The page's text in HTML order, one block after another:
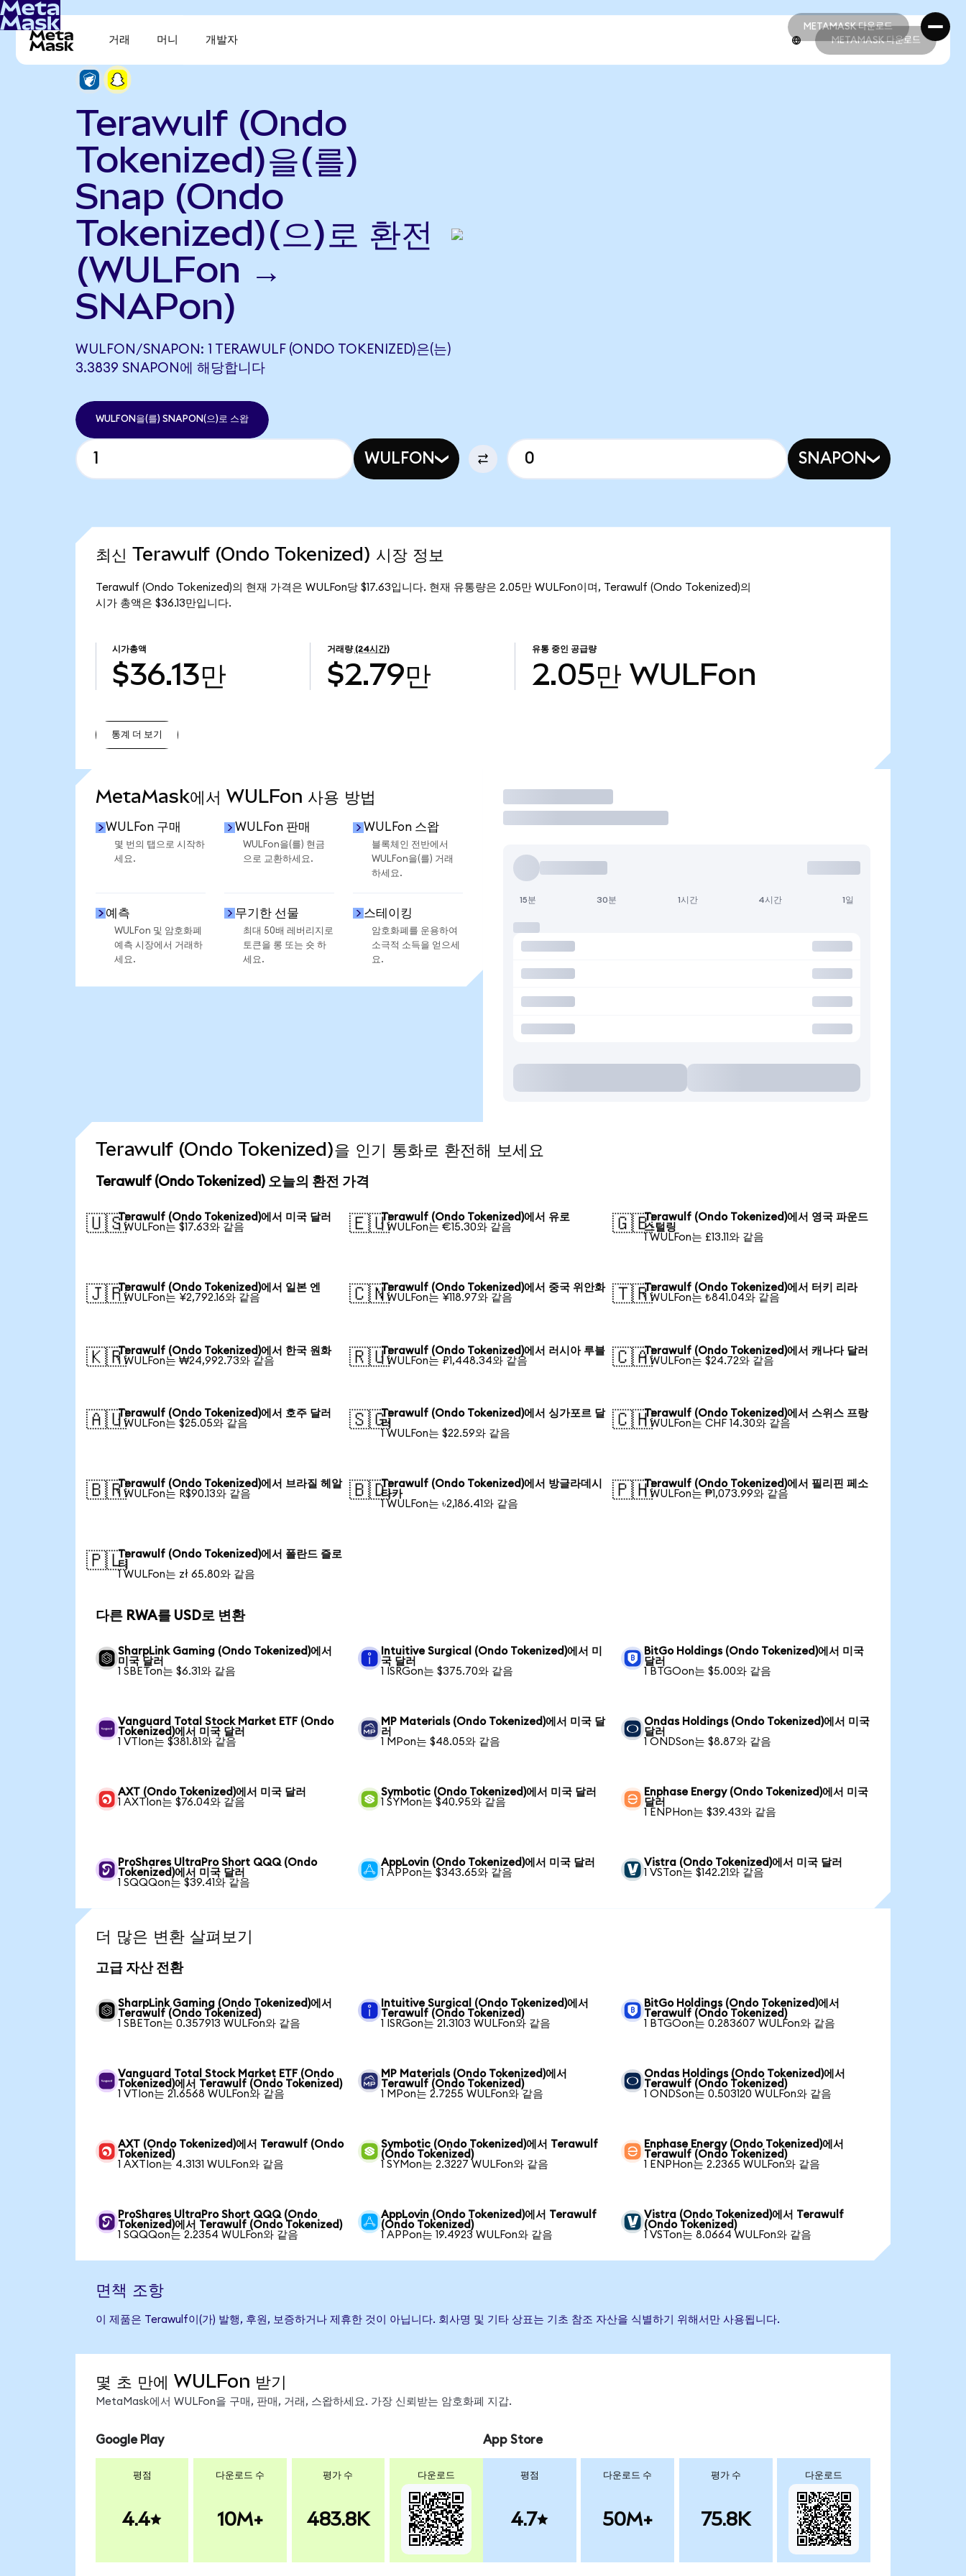
METAMASK 다운로드
METAMASK 다운로드
거래 머니 개발자 METAMASK 다운로드
Terawulf (Ondo
Tokenized)을(를)
Snap (Ondo
Tokenized)(으)로 환전
(WULFon →
SNAPon)
WULFON/SNAPON: 1 TERAWULF (ONDO TOKENIZED)은(는)
3.3839 SNAPON에 해당합니다
WULFON을(를) SNAPON(으)로 스왑
WULFON SNAPON
최신 Terawulf (Ondo Tokenized) 시장 정보
Terawulf (Ondo Tokenized)의 현재 가격은 WULFon당 $17.63입니다. 현재 유통량은 2.05만 WULFon이며, Terawulf (Ondo Tokenized)의
시가 총액은 $36.13만입니다.
시가총액
$36.13만
거래량 (24시간)
$2.79만
유통 중인 공급량
2.05만 WULFon
통계 더 보기
MetaMask에서 WULFon 사용 방법
WULFon 구매
몇 번의 탭으로 시작하
세요.
WULFon 판매
WULFon을(를) 현금
으로 교환하세요.
WULFon 스왑
블록체인 전반에서
WULFon을(를) 거래
하세요.
예측
WULFon 및 암호화폐
예측 시장에서 거래하
세요.
무기한 선물
최대 50배 레버리지로
토큰을 롱 또는 숏 하
세요.
스테이킹
암호화폐를 운용하여
소극적 소득을 얻으세
요.
거래
15분 30분 1시간 4시간 1일
Terawulf (Ondo Tokenized)을 인기 통화로 환전해 보세요
Terawulf (Ondo Tokenized) 오늘의 환전 가격
🇺🇸Terawulf (Ondo Tokenized)에서 미국 달러
1 WULFon는 $17.63와 같음
🇪🇺Terawulf (Ondo Tokenized)에서 유로
1 WULFon는 €15.30와 같음
🇬🇧Terawulf (Ondo Tokenized)에서 영국 파운드
스털링
1 WULFon는 £13.11와 같음
🇯🇵Terawulf (Ondo Tokenized)에서 일본 엔
1 WULFon는 ¥2,792.16와 같음
🇨🇳Terawulf (Ondo Tokenized)에서 중국 위안화
1 WULFon는 ¥118.97와 같음
🇹🇷Terawulf (Ondo Tokenized)에서 터키 리라
1 WULFon는 ₺841.04와 같음
🇰🇷Terawulf (Ondo Tokenized)에서 한국 원화
1 WULFon는 ₩24,992.73와 같음
🇷🇺Terawulf (Ondo Tokenized)에서 러시아 루블
1 WULFon는 ₽1,448.34와 같음
🇨🇦Terawulf (Ondo Tokenized)에서 캐나다 달러
1 WULFon는 $24.72와 같음
🇦🇺Terawulf (Ondo Tokenized)에서 호주 달러
1 WULFon는 $25.05와 같음
🇸🇬Terawulf (Ondo Tokenized)에서 싱가포르 달
러
1 WULFon는 $22.59와 같음
🇨🇭Terawulf (Ondo Tokenized)에서 스위스 프랑
1 WULFon는 CHF 14.30와 같음
🇧🇷Terawulf (Ondo Tokenized)에서 브라질 헤알
1 WULFon는 R$90.13와 같음
🇧🇩Terawulf (Ondo Tokenized)에서 방글라데시
타카
1 WULFon는 ৳2,186.41와 같음
🇵🇭Terawulf (Ondo Tokenized)에서 필리핀 페소
1 WULFon는 ₱1,073.99와 같음
🇵🇱Terawulf (Ondo Tokenized)에서 폴란드 즐로
티
1 WULFon는 zł 65.80와 같음
다른 RWA를 USD로 변환
SharpLink Gaming (Ondo Tokenized)에서
미국 달러
1 SBETon는 $6.31와 같음
Intuitive Surgical (Ondo Tokenized)에서 미
국 달러
1 ISRGon는 $375.70와 같음
BitGo Holdings (Ondo Tokenized)에서 미국
달러
1 BTGOon는 $5.00와 같음
Vanguard Total Stock Market ETF (Ondo
Tokenized)에서 미국 달러
1 VTIon는 $381.81와 같음
MP Materials (Ondo Tokenized)에서 미국 달
러
1 MPon는 $48.05와 같음
Ondas Holdings (Ondo Tokenized)에서 미국
달러
1 ONDSon는 $8.87와 같음
AXT (Ondo Tokenized)에서 미국 달러
1 AXTIon는 $76.04와 같음
Symbotic (Ondo Tokenized)에서 미국 달러
1 SYMon는 $40.95와 같음
Enphase Energy (Ondo Tokenized)에서 미국
달러
1 ENPHon는 $39.43와 같음
ProShares UltraPro Short QQQ (Ondo
Tokenized)에서 미국 달러
1 SQQQon는 $39.41와 같음
AppLovin (Ondo Tokenized)에서 미국 달러
1 APPon는 $343.65와 같음
Vistra (Ondo Tokenized)에서 미국 달러
1 VSTon는 $142.21와 같음
더 많은 변환 살펴보기
고급 자산 전환
SharpLink Gaming (Ondo Tokenized)에서
Terawulf (Ondo Tokenized)
1 SBETon는 0.357913 WULFon와 같음
Intuitive Surgical (Ondo Tokenized)에서
Terawulf (Ondo Tokenized)
1 ISRGon는 21.3103 WULFon와 같음
BitGo Holdings (Ondo Tokenized)에서
Terawulf (Ondo Tokenized)
1 BTGOon는 0.283607 WULFon와 같음
Vanguard Total Stock Market ETF (Ondo
Tokenized)에서 Terawulf (Ondo Tokenized)
1 VTIon는 21.6568 WULFon와 같음
MP Materials (Ondo Tokenized)에서
Terawulf (Ondo Tokenized)
1 MPon는 2.7255 WULFon와 같음
Ondas Holdings (Ondo Tokenized)에서
Terawulf (Ondo Tokenized)
1 ONDSon는 0.503120 WULFon와 같음
AXT (Ondo Tokenized)에서 Terawulf (Ondo
Tokenized)
1 AXTIon는 4.3131 WULFon와 같음
Symbotic (Ondo Tokenized)에서 Terawulf
(Ondo Tokenized)
1 SYMon는 2.3227 WULFon와 같음
Enphase Energy (Ondo Tokenized)에서
Terawulf (Ondo Tokenized)
1 ENPHon는 2.2365 WULFon와 같음
ProShares UltraPro Short QQQ (Ondo
Tokenized)에서 Terawulf (Ondo Tokenized)
1 SQQQon는 2.2354 WULFon와 같음
AppLovin (Ondo Tokenized)에서 Terawulf
(Ondo Tokenized)
1 APPon는 19.4923 WULFon와 같음
Vistra (Ondo Tokenized)에서 Terawulf
(Ondo Tokenized)
1 VSTon는 8.0664 WULFon와 같음
면책 조항
이 제품은 Terawulf이(가) 발행, 후원, 보증하거나 제휴한 것이 아닙니다. 회사명 및 기타 상표는 기초 참조 자산을 식별하기 위해서만 사용됩니다.
몇 초 만에 WULFon 받기
MetaMask에서 WULFon을 구매, 판매, 거래, 스왑하세요. 가장 신뢰받는 암호화폐 지갑.
Google Play
평점
4.4
다운로드 수
10M+
평가 수
483.8K
다운로드
App Store
평점
4.7
다운로드 수
50M+
평가 수
75.8K
다운로드